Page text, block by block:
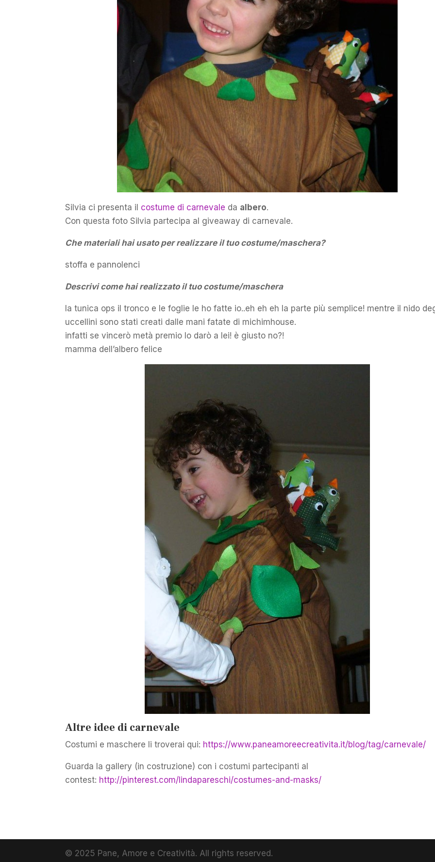
Silvia ci presenta il costume di carnevale da albero.
Con questa foto Silvia partecipa al giveaway di carnevale.
Che materiali hai usato per realizzare il tuo costume/maschera?
stoffa e pannolenci
Descrivi come hai realizzato il tuo costume/maschera
la tunica ops il tronco e le foglie le ho fatte io..eh eh eh la parte più semplice! mentre il nido
uccellini sono stati creati dalle mani fatate di michimhouse.
infatti se vincerò metà premio lo darò a lei! è giusto no?!
mamma dell’albero felice
Altre idee di carnevale
Costumi e maschere li troverai qui: https://www.paneamoreecreativita.it/blog/tag/carnevale/
Guarda la gallery (in costruzione) con i costumi partecipanti al
contest: http://pinterest.com/lindapareschi/costumes-and-masks/
© 2025 Pane, Amore e Creatività. All rights reserved.